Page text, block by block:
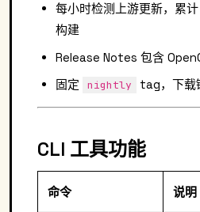
每小时检测上游更新，累
构建
Release Notes 包含
固定
nightly tag，下载
CLI 工具功能
命令 说明